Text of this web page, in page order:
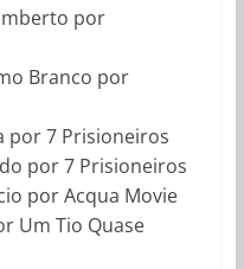
por
Branco por
por 7 Prisioneiros
por 7 Prisioneiros
por Acqua Movie
Um Tio Quase